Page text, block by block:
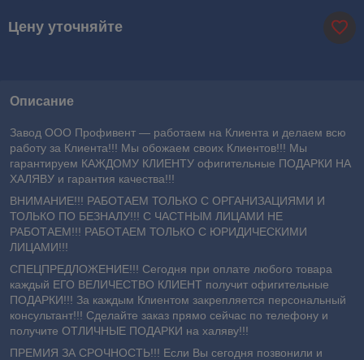
Цену уточняйте
Описание
Завод ООО Профивент ― работаем на Клиента и делаем всю
работу за Клиента!!! Мы обожаем своих Клиентов!!! Мы
гарантируем КАЖДОМУ КЛИЕНТУ офигительные ПОДАРКИ НА
ХАЛЯВУ и гарантия качества!!!
ВНИМАНИЕ!!! РАБОТАЕМ ТОЛЬКО С ОРГАНИЗАЦИЯМИ И
ТОЛЬКО ПО БЕЗНАЛУ!!! С ЧАСТНЫМ ЛИЦАМИ НЕ
РАБОТАЕМ!!! РАБОТАЕМ ТОЛЬКО С ЮРИДИЧЕСКИМИ
ЛИЦАМИ!!!
СПЕЦПРЕДЛОЖЕНИЕ!!! Сегодня при оплате любого товара
каждый ЕГО ВЕЛИЧЕСТВО КЛИЕНТ получит офигительные
ПОДАРКИ!!! За каждым Клиентом закрепляется персональный
консультант!!! Сделайте заказ прямо сейчас по телефону и
получите ОТЛИЧНЫЕ ПОДАРКИ на халяву!!!
ПРЕМИЯ ЗА СРОЧНОСТЬ!!! Если Вы сегодня позвонили и